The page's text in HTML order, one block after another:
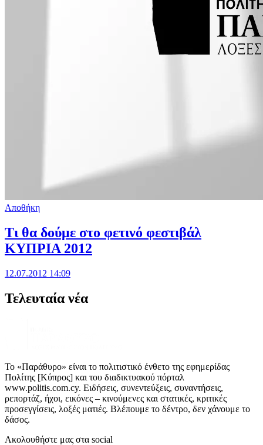
Αποθήκη
Τι θα δούμε στο φετινό φεστιβάλ
ΚΥΠΡΙΑ 2012
12.07.2012 14:09
Τελευταία νέα
Το «Παράθυρο» είναι το πολιτιστικό ένθετο της εφημερίδας
Πολίτης [Κύπρος] και του διαδικτυακού πόρταλ
www.politis.com.cy. Ειδήσεις, συνεντεύξεις, συναντήσεις,
ρεπορτάζ, ήχοι, εικόνες – κινούμενες και στατικές, κριτικές
προσεγγίσεις, λοξές ματιές. Βλέπουμε το δέντρο, δεν χάνουμε το
δάσος.
Ακολουθήστε μας στα social